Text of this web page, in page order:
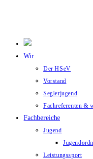
Wir
Der HSeV
Vorstand
Seglerjugend
Fachreferenten &
Fachbereiche
Jugend
Leistungssport